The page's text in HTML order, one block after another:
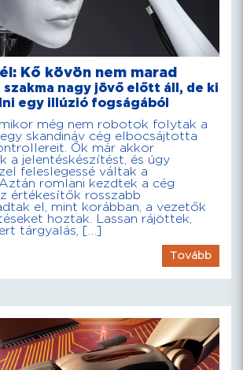
Kő kövön nem marad
nagy jövő előtt áll, de ki
egy illúzió fogságából
még nem robotok folytak a
skandináv cég elbocsájtotta
Ők már akkor
a jelentéskészítést, és úgy
feleslegessé váltak a
romlani kezdtek a cég
értékesítők rosszabb
el, mint korábban, a vezetők
hoztak. Lassan rájöttek,
tárgyalás, […]
Tovább